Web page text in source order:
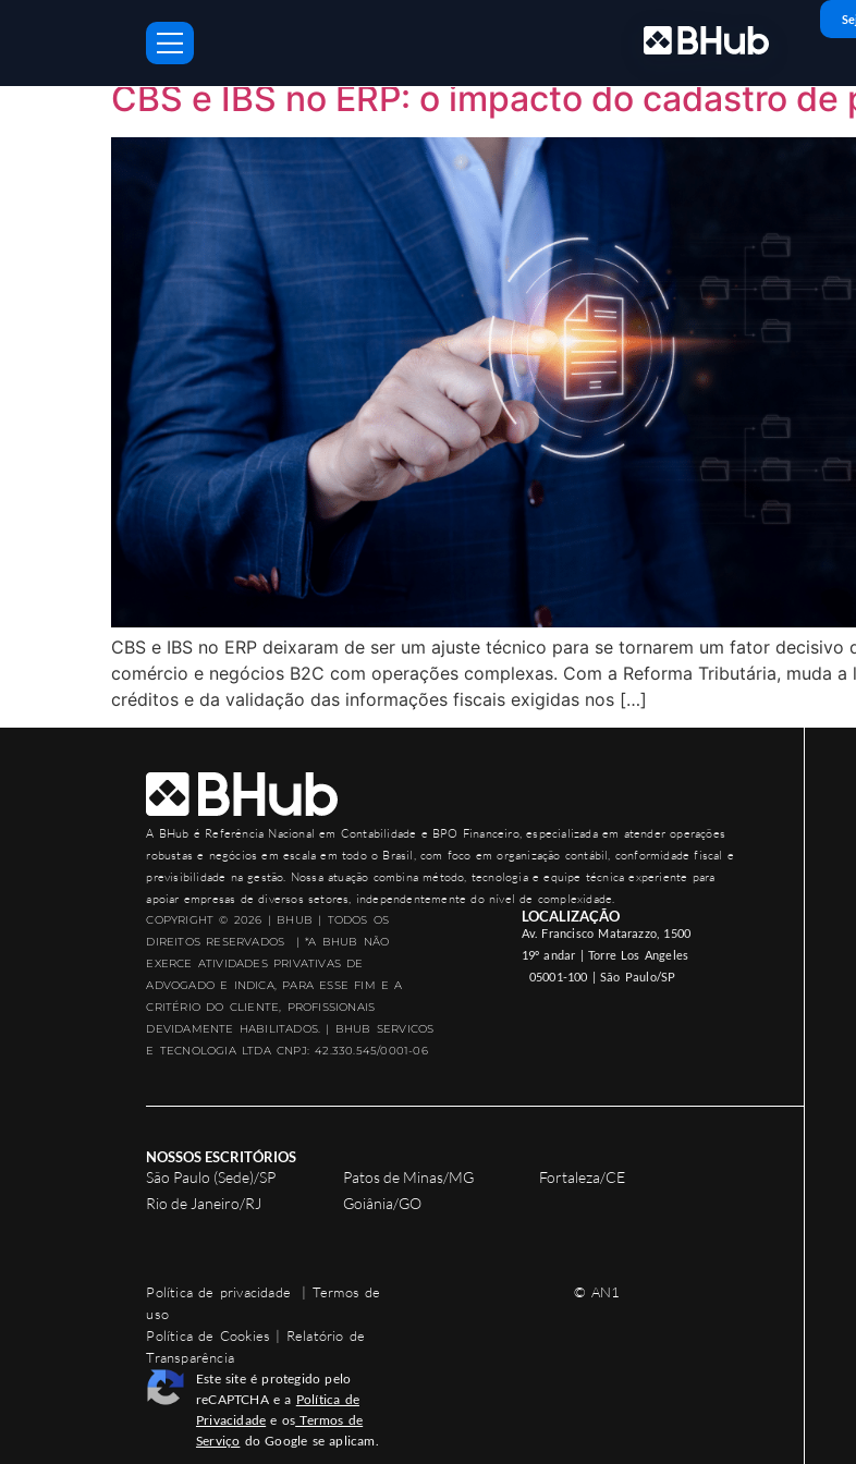
Dia: 28 de janeiro de 2026
CBS e IBS no ERP: o impacto do cadastro
CBS e IBS no ERP deixaram de ser um ajuste técnico para se tornarem um fator
comércio e negócios B2C com operações complexas. Com a Reforma Tributária, muda
créditos e da validação das informações fiscais exigidas nos […]
A BHub é Referência Nacional em Contabilidade e BPO Financeiro, especializada em atender operações
robustas e negócios em escala em todo o Brasil, com foco em organização contábil, conformidade fiscal e
previsibilidade na gestão. Nossa atuação combina método, tecnologia e equipe técnica experiente para
apoiar empresas de diversos setores, independentemente do nível de complexidade.
COPYRIGHT © 2026 | BHUB | TODOS OS
DIREITOS RESERVADOS | *A BHUB NÃO
EXERCE ATIVIDADES PRIVATIVAS DE
ADVOGADO E INDICA, PARA ESSE FIM E A
CRITÉRIO DO CLIENTE, PROFISSIONAIS
DEVIDAMENTE HABILITADOS. | BHUB SERVICOS
E TECNOLOGIA LTDA CNPJ: 42.330.545/0001-06
LOCALIZAÇÃO
Av. Francisco Matarazzo, 1500
19º andar | Torre Los Angeles
05001-100 | São Paulo/SP
NOSSOS ESCRITÓRIOS
São Paulo (Sede)/SP
Rio de Janeiro/RJ
Patos de Minas/MG
Goiânia/GO
Fortaleza/CE
Política de privacidade | Termos de
uso
Política de Cookies | Relatório de
Transparência
Este site é protegido pelo
reCAPTCHA e a Política de
Privacidade e os Termos de
Serviço do Google se aplicam.
© AN1